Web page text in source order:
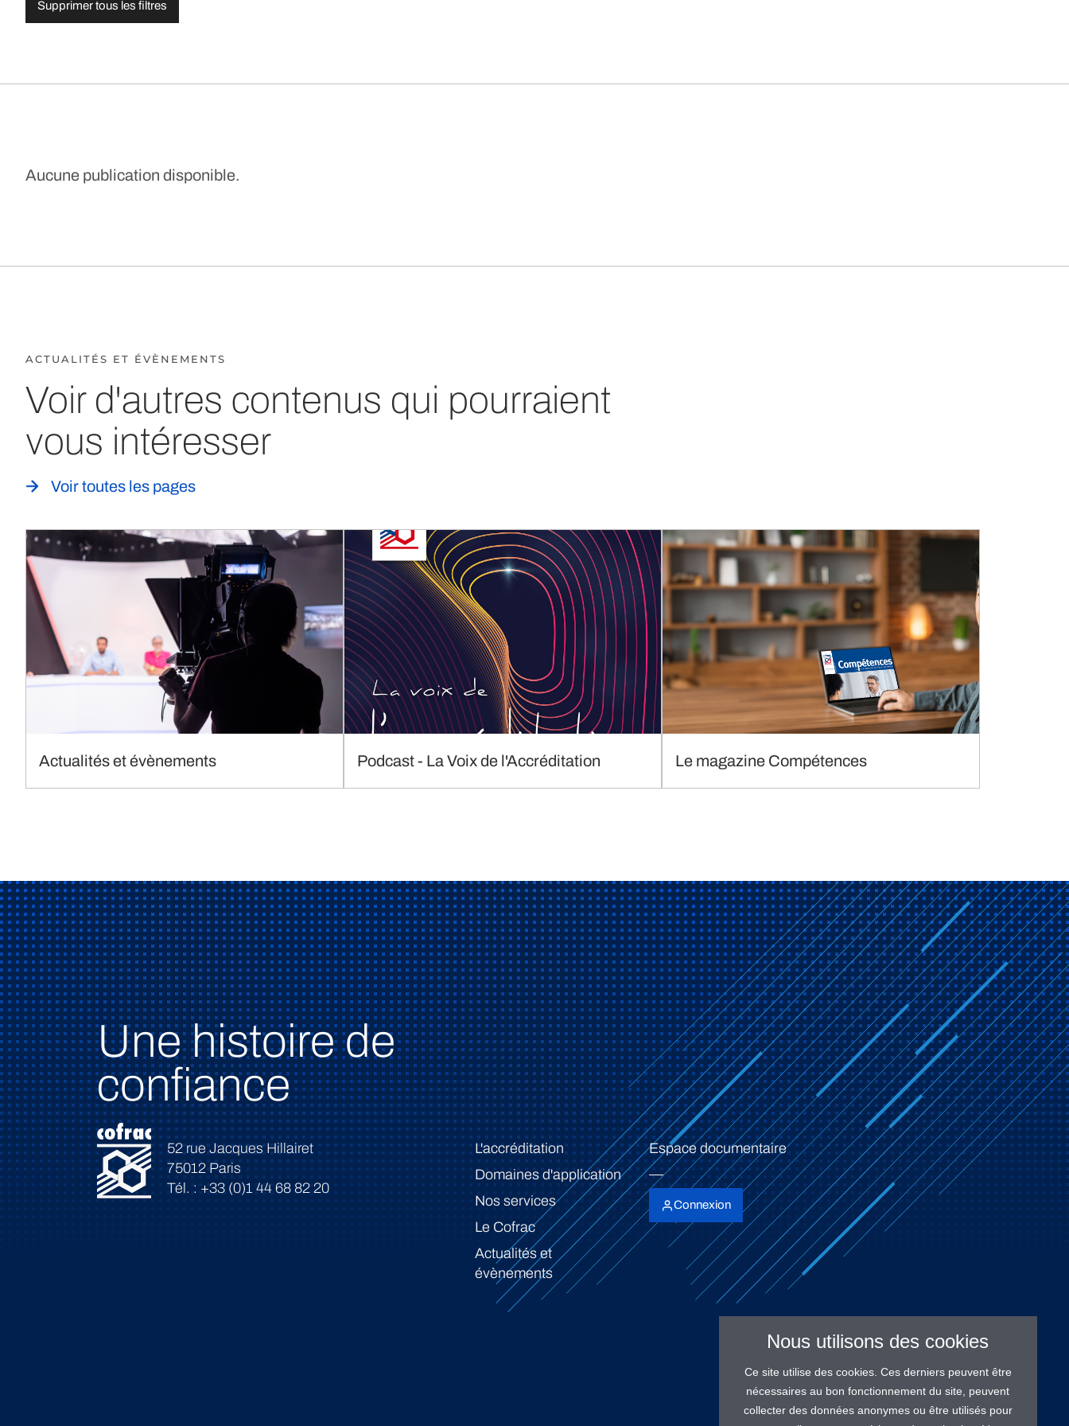
Supprimer tous les filtres
Aucune publication disponible.
ACTUALITÉS ET ÉVÈNEMENTS
Voir d'autres contenus qui pourraient
vous intéresser
Voir toutes les pages
Actualités et évènements Podcast - La Voix de l'Accréditation Le magazine Compétences
Une histoire de
confiance
52 rue Jacques Hillairet
75012 Paris
Tél. : +33 (0)1 44 68 82 20
L'accréditation
Domaines d'application
Nos services
Le Cofrac
Actualités et
évènements
Espace documentaire
Connexion
Nous utilisons des cookies
Ce site utilise des cookies. Ces derniers peuvent être
nécessaires au bon fonctionnement du site, peuvent
collecter des données anonymes ou être utilisés pour